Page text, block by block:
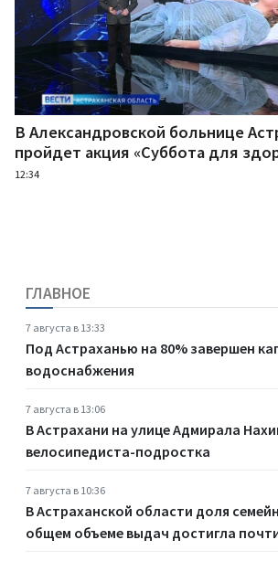
В Александровской больнице
пройдет акция «Суббота для
12:34
ГЛАВНОЕ
7 августа в 13:33
Под Астраханью на 80% завершен
водоснабжения
7 августа в 13:06
В Астрахани на улице Адмирала
велосипедиста-подростка
7 августа в 10:36
В Астраханской области доля
общем объеме выдач достигла